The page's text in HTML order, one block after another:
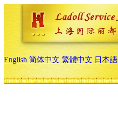
English 简体中文 繁體中文 日本語